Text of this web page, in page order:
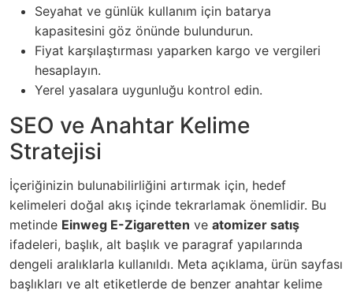
Seyahat ve günlük kullanım için batarya
kapasitesini göz önünde bulundurun.
Fiyat karşılaştırması yaparken kargo ve vergileri
hesaplayın.
Yerel yasalara uygunluğu kontrol edin.
SEO ve Anahtar Kelime
Stratejisi
İçeriğinizin bulunabilirliğini artırmak için, hedef
kelimeleri doğal akış içinde tekrarlamak önemlidir. Bu
metinde Einweg E-Zigaretten ve atomizer satış
ifadeleri, başlık, alt başlık ve paragraf yapılarında
dengeli aralıklarla kullanıldı. Meta açıklama, ürün sayfası
başlıkları ve alt etiketlerde de benzer anahtar kelime